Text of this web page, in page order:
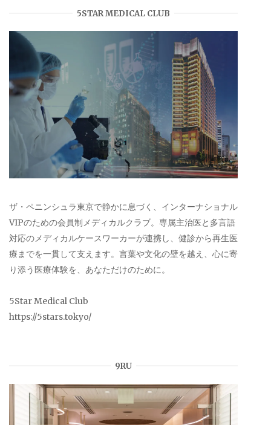
5STAR MEDICAL CLUB
ザ・ペニンシュラ東京で静かに息づく、インターナショナル
VIPのための会員制メディカルクラブ。専属主治医と多言語
対応のメディカルケースワーカーが連携し、健診から再生医
療までを一貫して支えます。言葉や文化の壁を越え、心に寄
り添う医療体験を、あなただけのために。
5Star Medical Club
https://5stars.tokyo/
9RU